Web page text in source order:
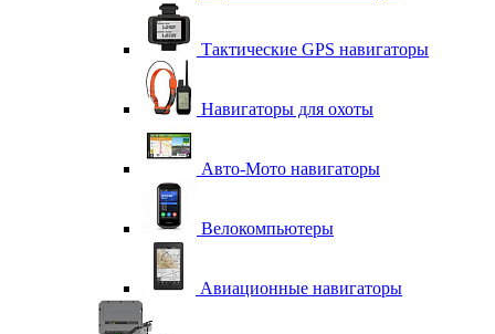
Тактические GPS навигаторы
Навигаторы для охоты
Авто-Мото навигаторы
Велокомпьютеры
Авиационные навигаторы